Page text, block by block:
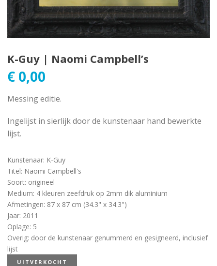
K-Guy | Naomi Campbell’s
€ 0,00
Messing editie.
Ingelijst in sierlijk door de kunstenaar hand bewerkte
lijst.
Kunstenaar: K-Guy
Titel: Naomi Campbell's
Soort: origineel
Medium: 4 kleuren zeefdruk op 2mm dik aluminium
Afmetingen: 87 x 87 cm (34.3" x 34.3")
Jaar: 2011
Oplage: 5
Overig: door de kunstenaar genummerd en gesigneerd, inclusief
lijst
UITVERKOCHT